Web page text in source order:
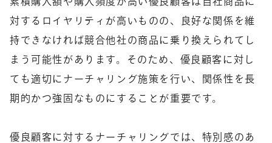
対するロイヤリティが高いものの、良好な関係を維
持できなければ競合他社の商品に乗り換えられてし
まう可能性があります。そのため、優良顧客に対し
ても適切にナーチャリング施策を行い、関係性を長
期的かつ強固なものにすることが重要です。
優良顧客に対するナーチャリングでは、特別感のあ